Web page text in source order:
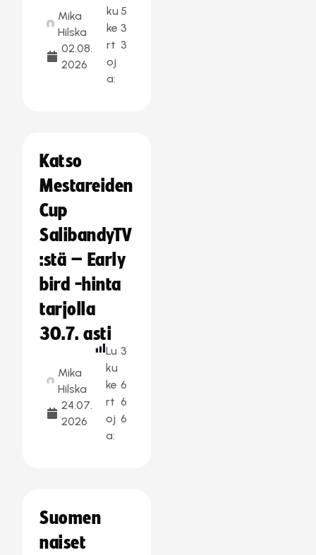
Mika
Hilska
02.08.
2026
ku
ke
rt
oj
a:
5
3
3
Katso
Mestareiden
Cup
SalibandyTV
:stä – Early
bird -hinta
tarjolla
30.7. asti
Mika
Hilska
24.07.
2026
Lu
ku
ke
rt
oj
a:
3
6
6
6
Suomen
naiset